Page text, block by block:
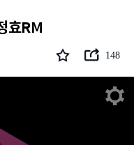
효RM
148